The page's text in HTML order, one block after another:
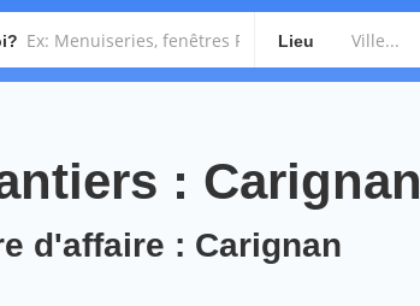
Lieu
: Carignan
d'affaire : Carignan